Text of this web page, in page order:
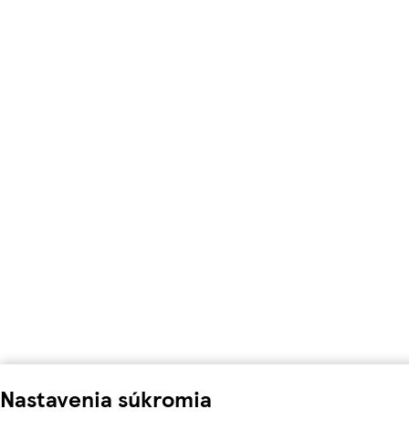
Nastavenia súkromia